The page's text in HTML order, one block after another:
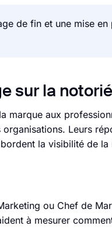
de fin et une mise
sur la
marque aux
Leurs
la visibilité de la
ou Chef de
à mesurer